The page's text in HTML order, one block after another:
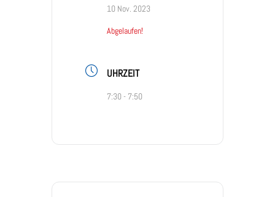
10 Nov. 2023
Abgelaufen!
UHRZEIT
7:30 - 7:50